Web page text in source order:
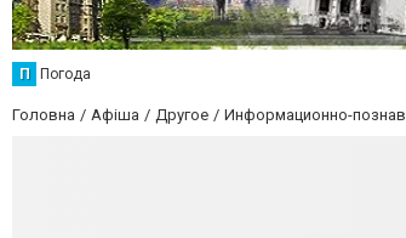
П Погода
Головна Афіша Другое Информационно-